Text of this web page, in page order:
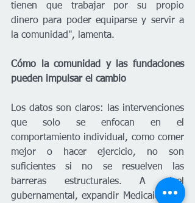
tienen que trabajar por su propio
dinero para poder equiparse y servir a
la comunidad", lamenta.
Cómo la comunidad y las fundaciones
pueden impulsar el cambio
Los datos son claros: las intervenciones
que solo se enfocan en el
comportamiento individual, como comer
mejor o hacer ejercicio, no son
suficientes si no se resuelven las
barreras estructurales. A nivel
gubernamental, expandir Medicaid sería